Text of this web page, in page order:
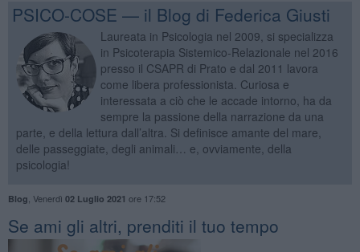
PSICO-COSE — il Blog di Federica Giusti
Laureata in Psicologia nel 2009, si specializza
in Psicoterapia Sistemico-Relazionale nel 2016
presso il CSAPR di Prato e dal 2011 lavora
come libera professionista. Curiosa e
interessata a ciò che le accade intorno, ha da
sempre la passione della narrazione da una
parte, e della lettura dall’altra. Si definisce amante del mare,
delle passeggiate, degli animali… e, ovviamente, della
psicologia!
Blog Venerdì 02 Luglio 2021 ore 17:52
​Se ami gli altri, prenditi il tuo tempo